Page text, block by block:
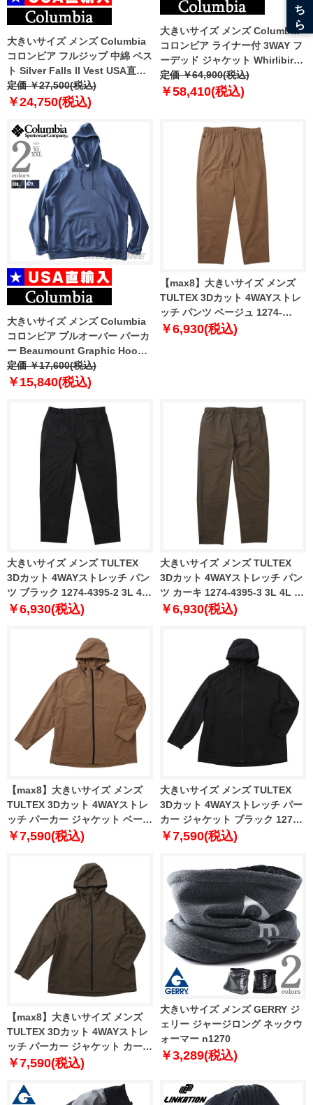
大きいサイズ メンズ Columbia
コロンビア フルジップ 中綿 ベス
ト Silver Falls ll Vest USA直輸
入 2098741
定価 ￥27,500(税込)
￥24,750(税込)
大きいサイズ メンズ Columbia
コロンビア ライナー付 3WAY フ
ーデッド ジャケット Whirlibird
V Printed Interchange Jacket
USA直輸入 2105031
定価 ￥64,900(税込)
￥58,410(税込)
大きいサイズ メンズ Columbia
コロンビア プルオーバー パーカ
ー Beaumount Graphic Hoodie
USA直輸入 2126431
定価 ￥17,600(税込)
￥15,840(税込)
【max8】大きいサイズ メンズ
TULTEX 3Dカット 4WAYストレ
ッチ パンツ ベージュ 1274-
4395-1 3L 4L 5L 6L 7L 8L
￥6,930(税込)
大きいサイズ メンズ TULTEX
3Dカット 4WAYストレッチ パン
ツ ブラック 1274-4395-2 3L 4L
5L 6L 7L 8L
￥6,930(税込)
大きいサイズ メンズ TULTEX
3Dカット 4WAYストレッチ パン
ツ カーキ 1274-4395-3 3L 4L 5L
6L 7L 8L
￥6,930(税込)
【max8】大きいサイズ メンズ
TULTEX 3Dカット 4WAYストレ
ッチ パーカー ジャケット ベージ
ュ 1273-4645-1 3L 4L 5L 6L 7L
￥7,590(税込)
大きいサイズ メンズ TULTEX
3Dカット 4WAYストレッチ パー
カー ジャケット ブラック 1273-
4645-2 3L 4L 5L 6L 7L 8L
￥7,590(税込)
【max8】大きいサイズ メンズ
TULTEX 3Dカット 4WAYストレ
ッチ パーカー ジャケット カーキ
1273-4645-3 3L 4L 5L 6L 7L 8L
￥7,590(税込)
大きいサイズ メンズ GERRY ジ
ェリー ジャージロング ネックウ
ォーマー n1270
￥3,289(税込)